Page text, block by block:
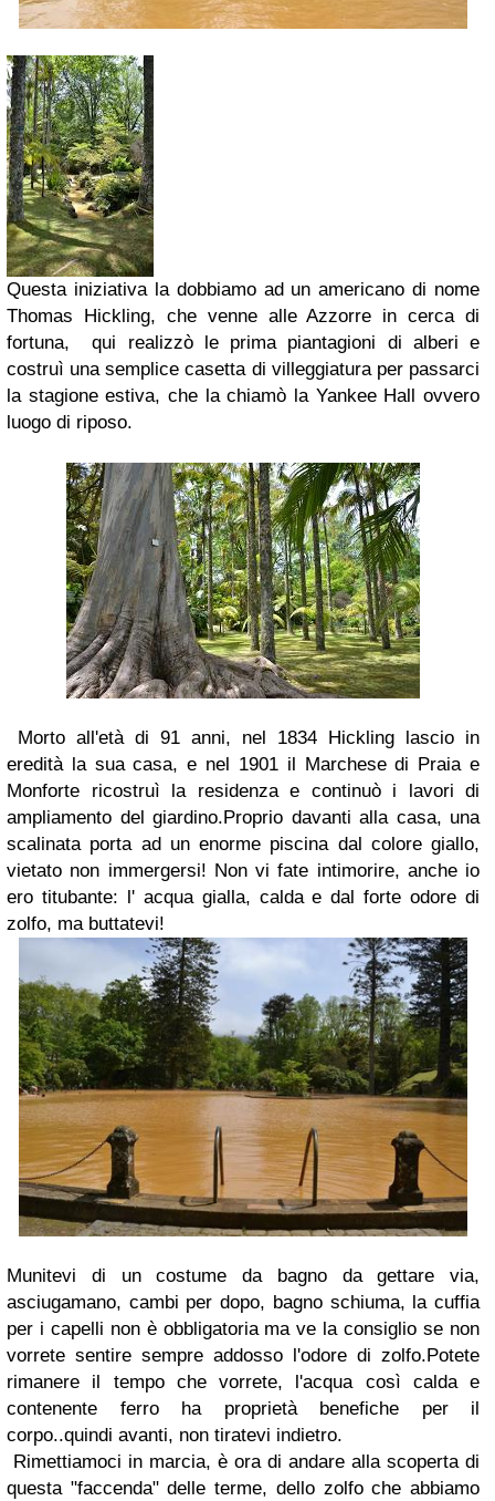
Questa iniziativa la dobbiamo ad un americano di nome
Thomas Hickling, che venne alle Azzorre in cerca di
fortuna, qui realizzò le prima piantagioni di alberi e
costruì una semplice casetta di villeggiatura per passarci
la stagione estiva, che la chiamò la Yankee Hall ovvero
luogo di riposo.
Morto all'età di 91 anni, nel 1834 Hickling lascio in
eredità la sua casa, e nel 1901 il Marchese di Praia e
Monforte ricostruì la residenza e continuò i lavori di
ampliamento del giardino.Proprio davanti alla casa, una
scalinata porta ad un enorme piscina dal colore giallo,
vietato non immergersi! Non vi fate intimorire, anche io
ero titubante: l' acqua gialla, calda e dal forte odore di
zolfo, ma buttatevi!
Munitevi di un costume da bagno da gettare via,
asciugamano, cambi per dopo, bagno schiuma, la cuffia
per i capelli non è obbligatoria ma ve la consiglio se non
vorrete sentire sempre addosso l'odore di zolfo. Potete
rimanere il tempo che vorrete, l'acqua così calda e
contenente ferro ha proprietà benefiche per il
corpo..quindi avanti, non tiratevi indietro.
Rimettiamoci in marcia, è ora di andare alla scoperta di
questa "faccenda" delle terme, dello zolfo che abbiamo